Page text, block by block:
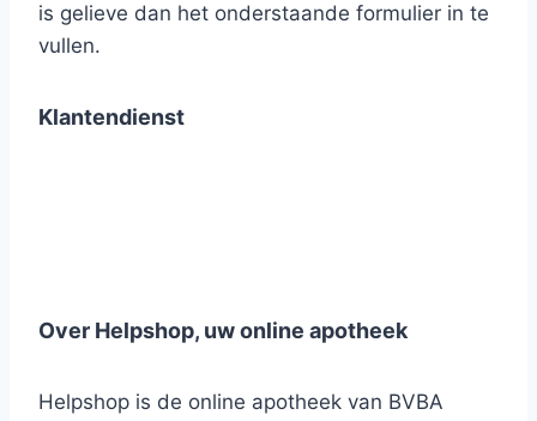
is gelieve dan het onderstaande formulier in te
vullen.
Klantendienst
Over Helpshop, uw online apotheek
Helpshop is de online apotheek van BVBA